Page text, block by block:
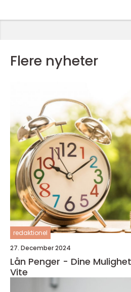
Flere nyheter
redaktionel
27. December 2024
Lån Penger - Dine
Vite